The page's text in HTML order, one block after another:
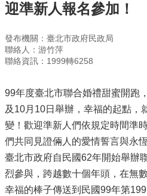
迎準新人報名參加！
發布機關：臺北市政府民政局
聯絡人：游竹萍
聯絡資訊：1999轉6258
99年度臺北市聯合婚禮甜蜜開跑
及10月10日舉辦，幸福的起點，
變！歡迎準新人們依規定時間準
們共同見證倆人的愛情誓言與永恆
臺北市政府自民國62年開始舉辦
烈參與，跨越數十個年頭，在無
幸福的棒子傳送到民國99年第